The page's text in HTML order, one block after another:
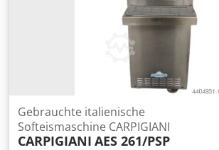
Gebrauchte italienische
Softeismaschine CARPIGIANI
CARPIGIANI AES 261/PSP